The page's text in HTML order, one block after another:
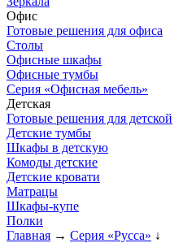
Офис
Готовые решения для офиса
Столы
Офисные шкафы
Офисные тумбы
Серия «Офисная мебель»
Детская
Готовые решения для детской
Детские тумбы
Шкафы в детскую
Комоды детские
Детские кровати
Матрацы
Шкафы-купе
Полки
Главная → Серия «Русса» ↓